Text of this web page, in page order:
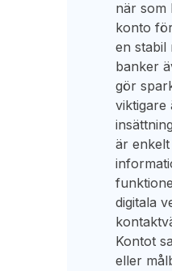
när som
konto
en stabil
banker
gör
viktigare
är
digitala
Kontot
eller